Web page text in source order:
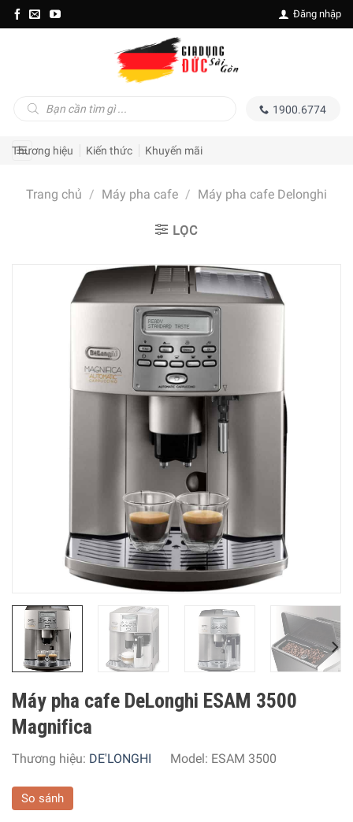
Skip
to
Đăng nhập
kiếm
1900.6774
Thương hiệu Kiến thức Khuyến mãi
Trang chủ / Máy pha cafe / Máy pha cafe Delonghi
LỌC
Máy pha cafe DeLonghi ESAM 3500
Magnifica
Thương hiệu: DE'LONGHI Model: ESAM 3500
So sánh